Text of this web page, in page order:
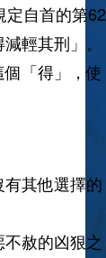
定自首的第62
輕其刑」。
「得」，使
其他選擇的
赦的凶狠之